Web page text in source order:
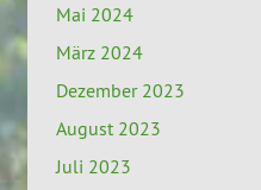
Mai 2024
März 2024
Dezember 2023
August 2023
Juli 2023